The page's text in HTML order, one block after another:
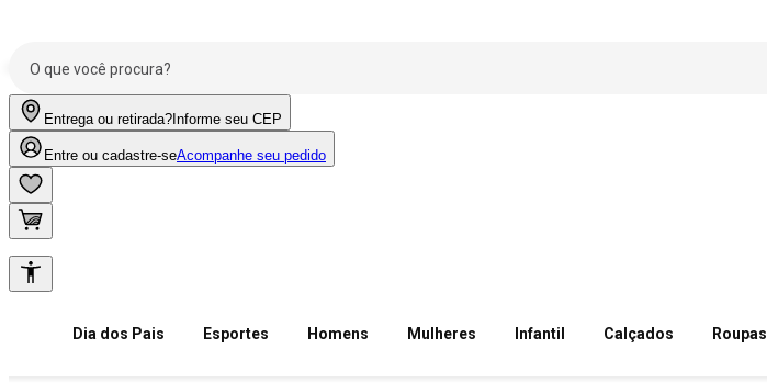
Entrega ou retirada? Informe seu CEP
Entre ou cadastre-seAcompanhe seu pedido
Dia dos Pais Esportes Homens Mulheres Infantil Calçados Roupas